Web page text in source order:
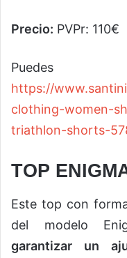
Precio: PVPr: 110€
Puedes
https://
clothing-women-
triathlon-shorts-
TOP
Este top con
del modelo
garantizar un